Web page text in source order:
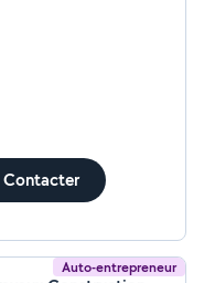
douer en Maths
des cours. Assez
vos meubles sans
Contacter
Auto-entrepreneur